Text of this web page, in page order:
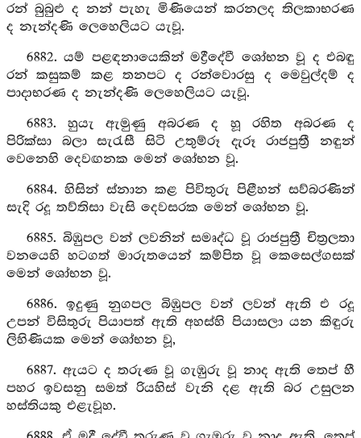
රන් බුබුළු ද නන් පැහැ මිණියෙන් කරනලද තිලකාභරණ
ද නැන්දණි ලෙහෙලියට යැවූ.
6882. යම් පළඳනායෙකින් මද්‍රීදේවී ශෝභන වූ ද එබඳු
රන් කසුකම් කළ තනපට ද රන්වොරසු ද මෙවුල්දම් ද
පාදාභරණ ද නැන්දණි ලෙහෙලියට යැවූ.
6883. හුයැ ඇමුණු අබරණ ද හූ රහිත අබරණ ද
පිරික්සා බලා සැරැසී සිටි උතුම්රූ දැරූ රාජපුත්‍රී නඳුන්
වෙනෙහි දෙවඟනක මෙන් ශෝභන වූ.
6884. හිසින් ස්නාන කළ පිවිතුරු පිළීහන් සව්බරණින්
සැදි රදූ තව්තිසා වැසි දෙවසරක මෙන් ශෝභන වූ.
6885. බිඹුපල වන් ලවනින් සමෘද්ධ වූ රාජපුත්‍රී චිත්‍රලතා
වනයෙහි හටගත් මාරුතයෙන් කම්පිත වූ කෙසෙල්ගසක්
මෙන් ශෝභන වූ.
6886. ඉදුණු නුගපල බිඹුපල වන් ලවන් ඇති එ රදූ
උපන් විසිතුරු පියාපත් ඇති අහස්හි පියාසලා යන කිඳුරු
ලිහිණියක මෙන් ශෝභන වූ,
6887. ඇයට ද තරුණ වූ ගැඹුරු වූ නාද ඇති තෙප් හී
පහර ඉවසනු සමත් රියහිස් වැනි දළ ඇති බර උසුලන
හස්තියකු එළැවූහ.